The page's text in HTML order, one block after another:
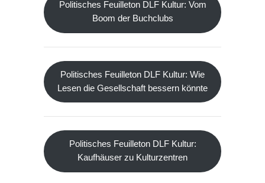
Politisches Feuilleton DLF Kultur: Vom
Boom der Buchclubs
Politisches Feuilleton DLF Kultur: Wie
Lesen die Gesellschaft bessern könnte
Politisches Feuilleton DLF Kultur:
Kaufhäuser zu Kulturzentren